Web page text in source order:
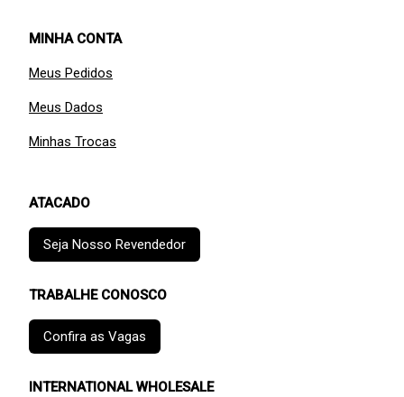
MINHA CONTA
Meus Pedidos
Meus Dados
Minhas Trocas
ATACADO
Seja Nosso Revendedor
TRABALHE CONOSCO
Confira as Vagas
INTERNATIONAL WHOLESALE